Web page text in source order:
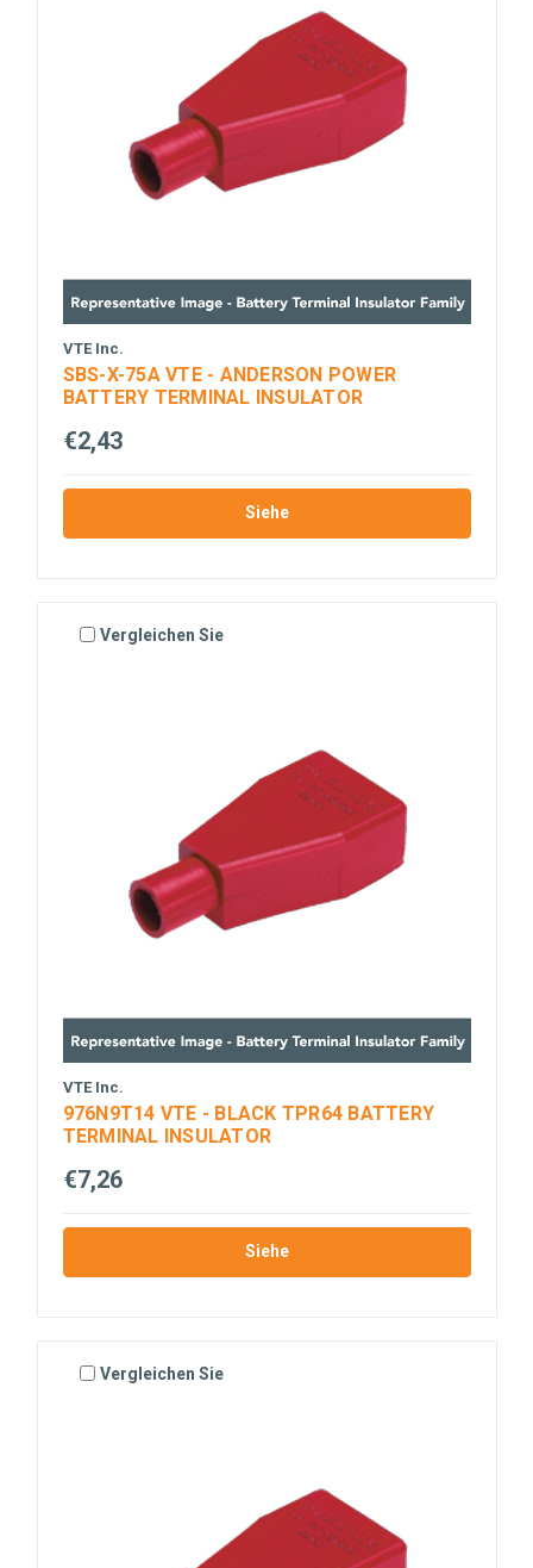
VTE Inc.
SBS-X-75A VTE - ANDERSON POWER
BATTERY TERMINAL INSULATOR
€2,43
Siehe
Vergleichen Sie
VTE Inc.
976N9T14 VTE - BLACK TPR64 BATTERY
TERMINAL INSULATOR
€7,26
Siehe
Vergleichen Sie